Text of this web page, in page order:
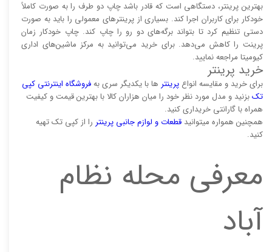
بهترین پرینتر، دستگاهی است که قادر باشد چاپ دو طرف را به صورت کاملاً
خودکار برای کاربران اجرا کند. بسیاری از پرینتر‌های معمولی را باید به صورت
دستی تنظیم کرد تا بتواند برگه‌های دو رو را چاپ کند. چاپ خودکار زمان
پرینت را کاهش می‌دهد. برای خرید می‌توانید به مرکز ماشین‌های اداری
کیومیتا مراجعه نمایید.
خرید پرینتر
برای خرید و مقایسه انواع پرینتر‌ ها با یکدیگر سری بهفروشگاه اینترنتی کپی
تکبزنید و مدل مورد نظر خود را میان هزاران کالا با بهترین قیمت و کیفیت
همراه با گارانتی خریداری کنید.
همچنین همواره میتوانید قطعات و لوازم جانبی پرینتر را از کپی تک تهیه
کنید.
معرفی محله نظام
آباد